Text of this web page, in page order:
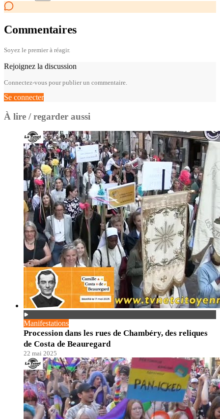
Commentaires
Soyez le premier à réagir.
Rejoignez la discussion
Connectez-vous pour publier un commentaire.
Se connecter
À lire / regarder aussi
Manifestations
Procession dans les rues de Chambéry, des reliques
de Costa de Beauregard
22 mai 2025